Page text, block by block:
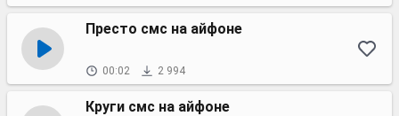
Престо смс на айфоне
00:02 2 994
Круги смс на айфоне